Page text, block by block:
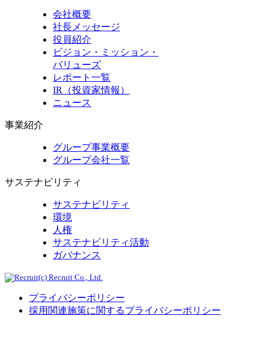
会社概要
社長メッセージ
役員紹介
ビジョン・ミッション・
バリューズ
レポート一覧
IR（投資家情報）
ニュース
事業紹介
グループ事業概要
グループ会社一覧
サステナビリティ
サステナビリティ
環境
人権
サステナビリティ活動
ガバナンス
(c) Recruit Co., Ltd.
プライバシーポリシー
採用関連施策に関するプライバシーポリシー